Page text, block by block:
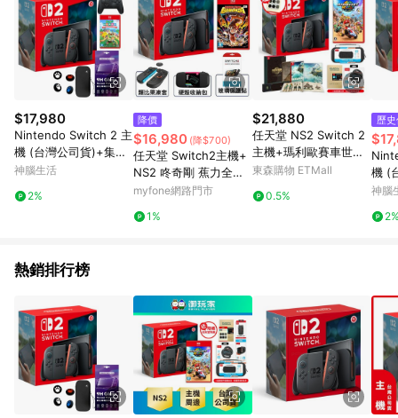
使用APP、或中途瀏覽比價網、回饋網、Google等其他網頁、或
由網頁版(電腦版/手機版網頁)切換為App都將會造成追蹤中斷而
無法進行 LINE POINTS 回饋。 (5) LINE 購物為購物資訊整合性
平台，商品資料更新會有時間差，如顯示之商品規格、顏色、價
位、贈品與台灣樂天市場銷售網頁不符，以銷售網頁標示為準。
(6) 導購訂單已逾 365 天，根據台灣樂天回饋規定，逾期訂單將
不符合回饋資格。 (7) 若上述或其他原因，致使消費者無接收到
點數回饋或點數回饋有爭議，台灣樂天市場保有更改條款與法律
追訴之權利，活動詳情以樂天市場網站公告為準。
$17,980
Nintendo Switch 2 主
機 (台灣公司貨)+集合
啦！動物森友會 中文版
神腦生活
2%
降價
$16,980 (降$700)
任天堂 Switch2主機+
NS2 咚奇剛 蕉力全開
(主機收納包+保護貼
myfone網路門市
1%
$21,880
任天堂 NS2 Switch 2
主機+瑪利歐賽車世界
+薩爾達王國之淚限定
東森購物 ETMall
0.5%
歷
機 (
oSD
神腦
熱銷排行榜